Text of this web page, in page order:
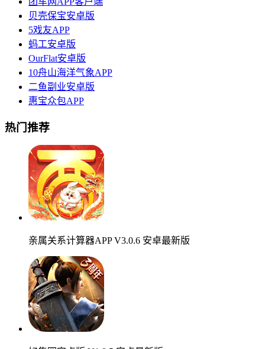
贝壳保宝安卓版
5戏友APP
蚂工安卓版
OurFlat安卓版
10舟山海洋气象APP
二鱼副业安卓版
惠宝众包APP
热门推荐
亲属关系计算器APP V3.0.6 安卓最新版